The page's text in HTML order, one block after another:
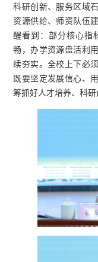
科研创新、服务区域
资源供给、师资队伍
醒看到：部分核心指
畅，办学资源盘活利
续夯实。全校上下必
既要坚定发展信心、
筹抓好人才培养、科